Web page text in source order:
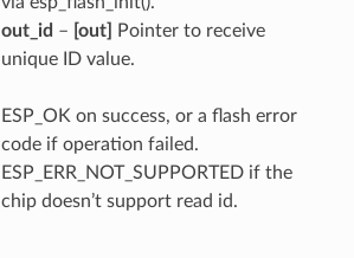
out_id – [out]
Pointer to receive
unique ID value.
ESP_OK on success, or a flash error
code if operation failed.
ESP_ERR_NOT_SUPPORTED if the
chip doesn’t support read id.